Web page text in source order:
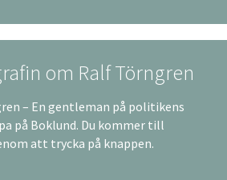
om Ralf Törngren
– En gentleman på politikens
på Boklund. Du kommer till
att trycka på knappen.